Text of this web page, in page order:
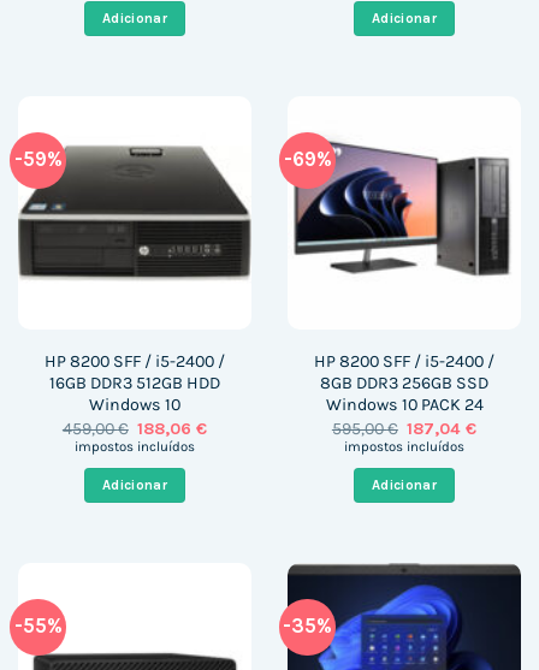
era:
433,00 €.
Adicionar
era:
446,08 €.
Adicionar
-59%
HP 8200 SFF / i5-2400 /
16GB DDR3 512GB HDD
Windows 10
459,00€ O
preço
era:
459,00 €.
188,06€O
impostos incluídos
Adicionar
-69%
HP 8200 SFF / i5-2400 /
8GB DDR3 256GB SSD
Windows 10 PACK 24
595,00€ O
preço
era:
595,00 €.
187,04€O
impostos incluídos
Adicionar
-55% -35%